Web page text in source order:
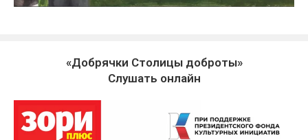
«Добрячки Столицы доброты»
Слушать онлайн